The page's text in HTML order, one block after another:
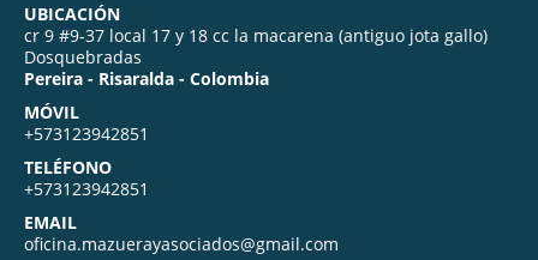
UBICACIÓN
cr 9 #9-37 local 17 y 18 cc la macarena (antiguo jota gallo)
Dosquebradas
Pereira - Risaralda - Colombia
MÓVIL
+573123942851
TELÉFONO
+573123942851
EMAIL
oficina.mazuerayasociados@gmail.com